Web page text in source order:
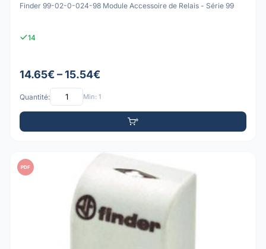
Finder 99-02-0-024-98 Module Accessoire de Relais - Série 99
14
14.65€ – 15.54€
Quantité: Min: 1
PDF